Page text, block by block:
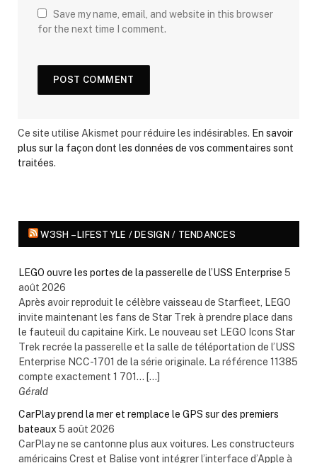
Save my name, email, and website in this browser
for the next time I comment.
Ce site utilise Akismet pour réduire les indésirables. En savoir
plus sur la façon dont les données de vos commentaires sont
traitées.
W3SH – LIFESTYLE / DESIGN / TENDANCES
LEGO ouvre les portes de la passerelle de l’USS Enterprise 5
août 2026
Après avoir reproduit le célèbre vaisseau de Starfleet, LEGO
invite maintenant les fans de Star Trek à prendre place dans
le fauteuil du capitaine Kirk. Le nouveau set LEGO Icons Star
Trek recrée la passerelle et la salle de téléportation de l’USS
Enterprise NCC-1701 de la série originale. La référence 11385
compte exactement 1 701... […]
Gérald
CarPlay prend la mer et remplace le GPS sur des premiers
bateaux 5 août 2026
CarPlay ne se cantonne plus aux voitures. Les constructeurs
américains Crest et Balise vont intégrer l’interface d’Apple à